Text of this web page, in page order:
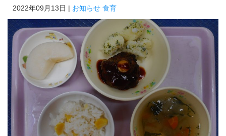
2022年09月13日 | お知らせ 食育